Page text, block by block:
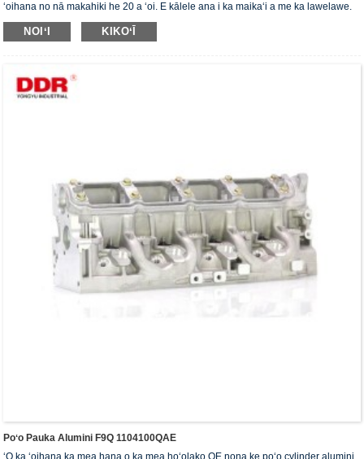
ʻoihana no nā makahiki he 20 a ʻoi. E kālele ana i ka maikaʻi a me ka lawelawe.
Loaʻa i ke poʻo cylinder ka palapala hōʻoia ISO16949, "ke poʻo cylinder sila
kiʻekiʻe", "ke ola lōʻihi o ke poʻo cylinder" a me nā palapala hoʻohālike pono 5 ʻē
NOIʻI KIKOʻĪ
Poʻo Pauka Alumini F9Q 1104100QAE